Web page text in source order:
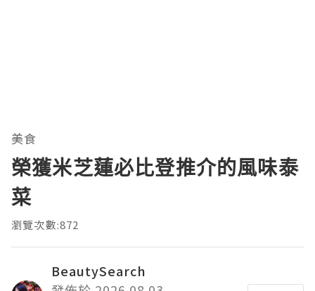
美食
榮獲米芝蓮必比登推介的風味泰
菜
瀏覽次數:872
BeautySearch